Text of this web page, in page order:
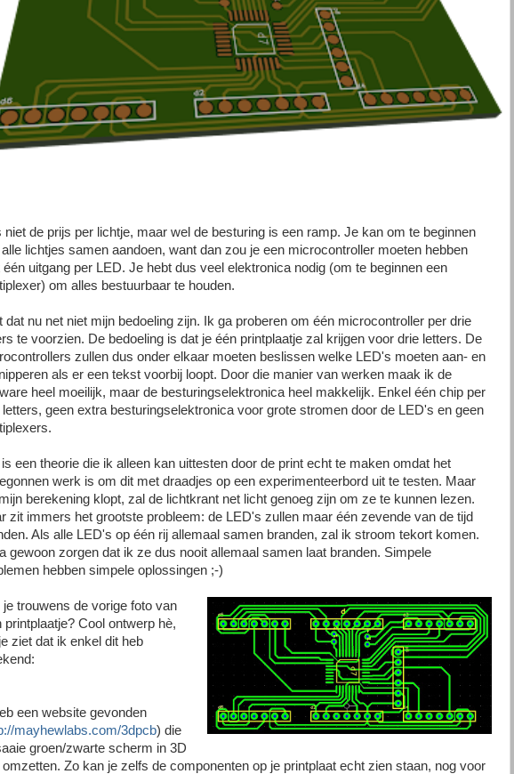
niet de prijs per lichtje, maar wel de besturing is een ramp. Je kan om te beginnen
alle lichtjes samen aandoen, want dan zou je een microcontroller moeten hebben
één uitgang per LED. Je hebt dus veel elektronica nodig (om te beginnen een
om alles bestuurbaar te houden.
dat nu net niet mijn bedoeling zijn. Ik ga proberen om één microcontroller per drie
te voorzien. De bedoeling is dat je één printplaatje zal krijgen voor drie letters. De
zullen dus onder elkaar moeten beslissen welke LED's moeten aan- en
als er een tekst voorbij loopt. Door die manier van werken maak ik de
heel moeilijk, maar de besturingselektronica heel makkelijk. Enkel één chip per
letters, geen extra besturingselektronica voor grote stromen door de LED's en geen
is een theorie die ik alleen kan uittesten door de print echt te maken omdat het
werk is om dit met draadjes op een experimenteerbord uit te testen. Maar
berekening klopt, zal de lichtkrant net licht genoeg zijn om ze te kunnen lezen.
zit immers het grootste probleem: de LED's zullen maar één zevende van de tijd
Als alle LED's op één rij allemaal samen branden, zal ik stroom tekort komen.
gewoon zorgen dat ik ze dus nooit allemaal samen laat branden. Simpele
hebben simpele oplossingen ;-)
je trouwens de vorige foto van
printplaatje? Cool ontwerp hè,
ziet dat ik enkel dit heb
een website gevonden
mayhewlabs.com/3dpcb) die
groen/zwarte scherm in 3D
omzetten. Zo kan je zelfs de componenten op je printplaat echt zien staan, nog voor